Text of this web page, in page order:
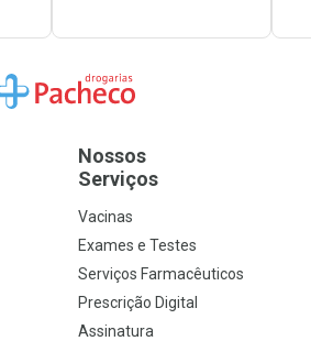
para a Home
Nossos
Serviços
Vacinas
Exames e Testes
Serviços Farmacêuticos
Prescrição Digital
Assinatura